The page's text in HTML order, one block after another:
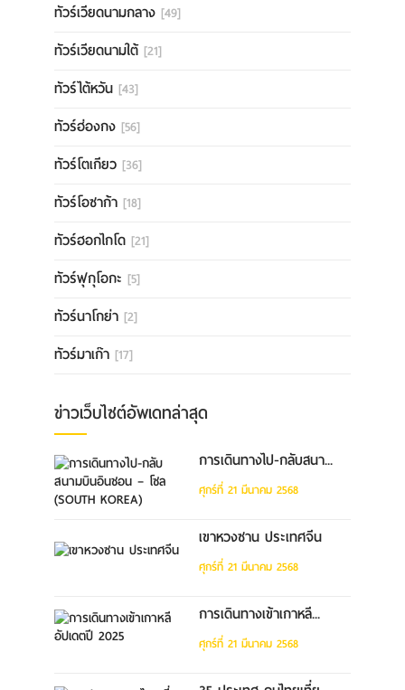
ทัวร์เวียดนามกลาง [49]
ทัวร์เวียดนามใต้ [21]
ทัวร์ไต้หวัน [43]
ทัวร์ฮ่องกง [56]
ทัวร์โตเกียว [36]
ทัวร์โอซาก้า [18]
ทัวร์ฮอกไกโด [21]
ทัวร์ฟุกุโอกะ [5]
ทัวร์นาโกย่า [2]
ทัวร์มาเก๊า [17]
ข่าวเว็บไซต์อัพเดทล่าสุด
การเดินทางไป-กลับสนา...
ศุกร์ที่ 21 มีนาคม 2568
เขาหวงซาน ประเทศจีน
ศุกร์ที่ 21 มีนาคม 2568
การเดินทางเข้าเกาหลี...
ศุกร์ที่ 21 มีนาคม 2568